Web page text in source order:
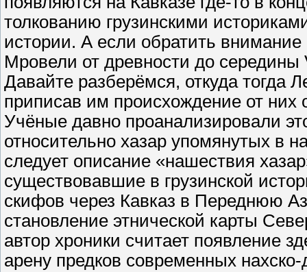
толкованию грузинскими
истории. А если обратить
Мровели от древности до
Давайте разберёмся, откуда тогда
приписав им происхождение от них
Учёные давно проанализировали
относительно хазар упомянутых в
следует описание «нашествия
существовавшие в грузинской
скифов через Кавказ в Переднюю
становление этнической карты
автор хроники считает появление
арену предков современных